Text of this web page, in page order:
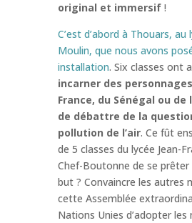
original et immersif!
C’est d’abord à Thouars, au
Moulin, que nous avons
installation. Six classes ont
incarner des
France, du Sénégal ou de
de débattre de la
pollution de l’air. Ce fût
de 5 classes du lycée Jean-
Chef-Boutonne de se prêter
but ? Convaincre les autres
cette Assemblée
Nations Unies d’adopter les